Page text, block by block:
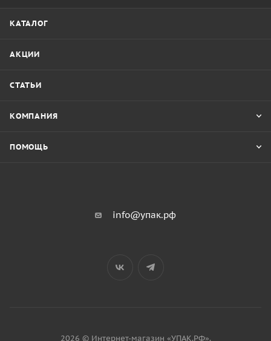
КАТАЛОГ
АКЦИИ
СТАТЬИ
КОМПАНИЯ
ПОМОЩЬ
info@упак.рф
2026 © Интернет-магазин «УПАК.РФ».